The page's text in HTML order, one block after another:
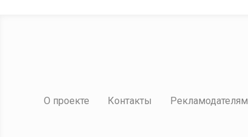
О проекте Контакты Рекламодателям